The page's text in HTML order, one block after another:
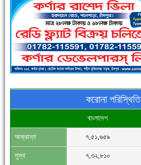
পুলিশ সদস্যদের জন্যে এসপির মৌসুমি ফল উপহার
সিগমা ওয়েল ইন্ডাস্ট্রির মেকানিক ও গ্রাহক সভা
করোনা পরিস্থিতি
বাংলাদেশ
আক্রান্ত ৭,৫১,৬৫৯
সুস্থ ৭,৩২,৮১০